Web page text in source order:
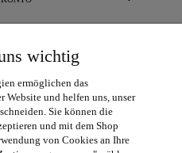
UNS
wichtig
ermöglichen das
Website und helfen uns, unser
Sie können die
und mit dem Shop
von Cookies an Ihre